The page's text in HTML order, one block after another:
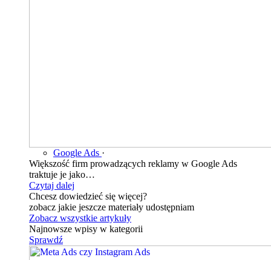
Google Ads ·
Większość firm prowadzących reklamy w Google Ads
traktuje je jako…
Czytaj dalej
Chcesz dowiedzieć się więcej?
zobacz jakie jeszcze materiały udostępniam
Zobacz wszystkie artykuły
Najnowsze wpisy w kategorii
Sprawdź